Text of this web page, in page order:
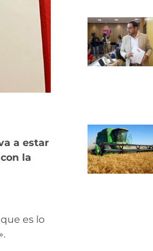
a estar
la
que es lo